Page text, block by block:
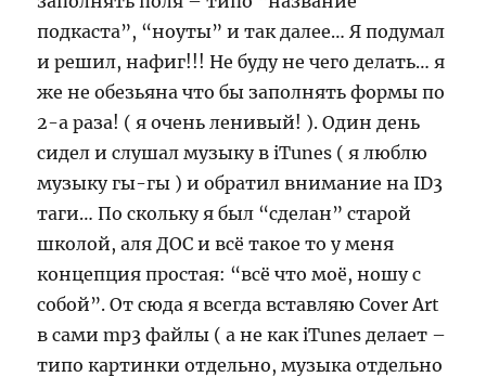
подкаста”, “ноуты” и так далее… Я подумал
и решил, нафиг!!! Не буду не чего делать… я
же не обезьяна что бы заполнять формы по
2-а раза! ( я очень ленивый! ). Один день
сидел и слушал музыку в iTunes ( я люблю
музыку гы-гы ) и обратил внимание на ID3
таги… По скольку я был “сделан” старой
школой, аля ДОС и всё такое то у меня
концепция простая: “всё что моё, ношу с
собой”. От сюда я всегда вставляю Cover Art
в сами mp3 файлы ( а не как iTunes делает –
типо картинки отдельно, музыка отдельно